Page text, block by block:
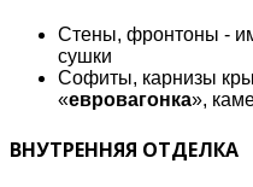
Стены, фронтоны -
сушки
Софиты, карнизы
«евровагонка»,
ВНУТРЕННЯЯ ОТДЕЛКА